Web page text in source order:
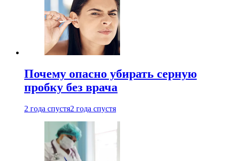
Почему опасно убирать серную
пробку без врача
2 года спустя2 года спустя